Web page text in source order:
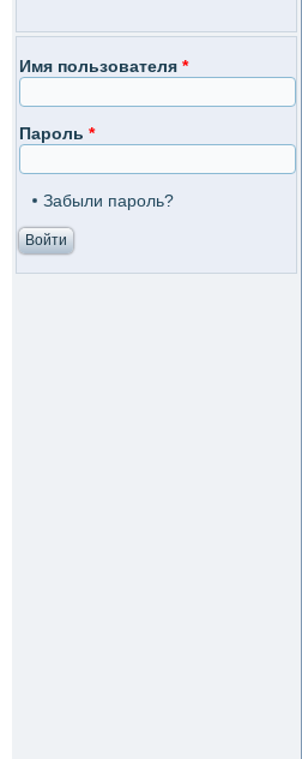
Имя пользователя *
Пароль *
Забыли пароль?